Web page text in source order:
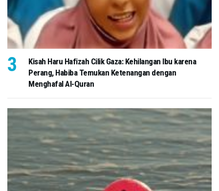
Kisah Haru Hafizah Cilik Gaza: Kehilangan Ibu karena
Perang, Habiba Temukan Ketenangan dengan
Menghafal Al-Quran